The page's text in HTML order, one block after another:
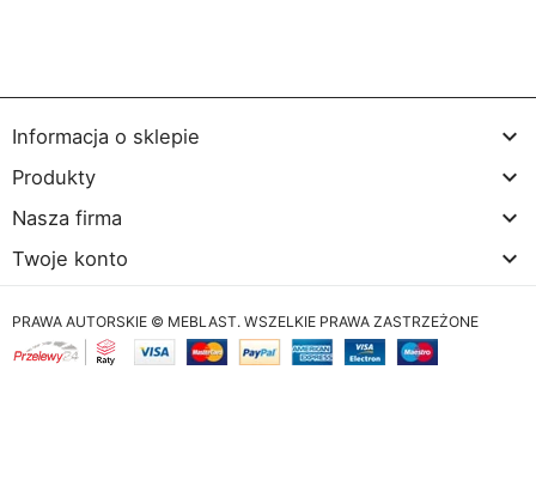
Informacja o sklepie 
Produkty 
Nasza firma 
Twoje konto 
PRAWA AUTORSKIE © MEBLAST. WSZELKIE PRAWA ZASTRZEŻONE